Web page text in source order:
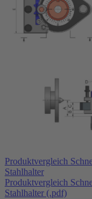
Produktvergleich
Stahlhalter
Produktvergleich
Stahlhalter (.pdf)